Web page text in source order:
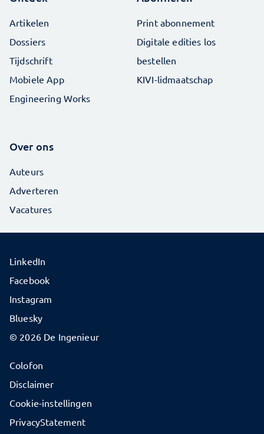
Artikelen
Dossiers
Tijdschrift
Mobiele App
Engineering Works
Print abonnement
Digitale edities los
bestellen
KIVI-lidmaatschap
Over ons
Auteurs
Adverteren
Vacatures
© 2026 De Ingenieur
Colofon
Disclaimer
Cookie-instellingen
PrivacyStatement
LinkedIn
Facebook
Instagram
Bluesky